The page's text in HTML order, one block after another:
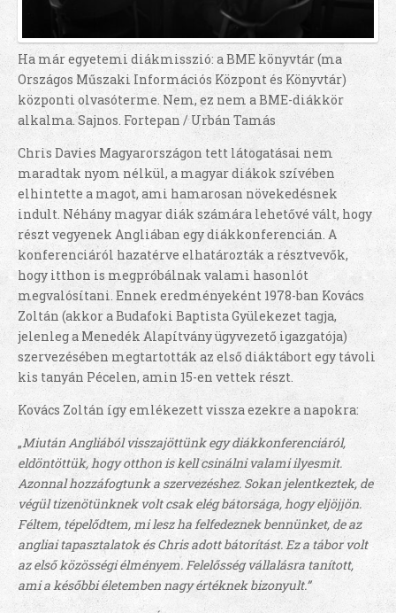
Ha már egyetemi diákmisszió: a BME könyvtár (ma
Országos Műszaki Információs Központ és Könyvtár)
központi olvasóterme. Nem, ez nem a BME-diákkör
alkalma. Sajnos. Fortepan / Urbán Tamás
Chris Davies Magyarországon tett látogatásai nem
maradtak nyom nélkül, a magyar diákok szívében
elhintette a magot, ami hamarosan növekedésnek
indult. Néhány magyar diák számára lehetővé vált, hogy
részt vegyenek Angliában egy diákkonferencián. A
konferenciáról hazatérve elhatározták a résztvevők,
hogy itthon is megpróbálnak valami hasonlót
megvalósítani. Ennek eredményeként 1978-ban Kovács
Zoltán (akkor a Budafoki Baptista Gyülekezet tagja,
jelenleg a Menedék Alapítvány ügyvezető igazgatója)
szervezésében megtartották az első diáktábort egy távoli
kis tanyán Pécelen, amin 15-en vettek részt.
Kovács Zoltán így emlékezett vissza ezekre a napokra:
„Miután Angliából visszajöttünk egy diákkonferenciáról,
eldöntöttük, hogy otthon is kell csinálni valami ilyesmit.
Azonnal hozzáfogtunk a szervezéshez. Sokan jelentkeztek, de
végül tizenötünknek volt csak elég bátorsága, hogy eljöjjön.
Féltem, tépelődtem, mi lesz ha felfedeznek bennünket, de az
angliai tapasztalatok és Chris adott bátorítást. Ez a tábor volt
az első közösségi élményem. Felelősség vállalásra tanított,
ami a későbbi életemben nagy értéknek bizonyult.”